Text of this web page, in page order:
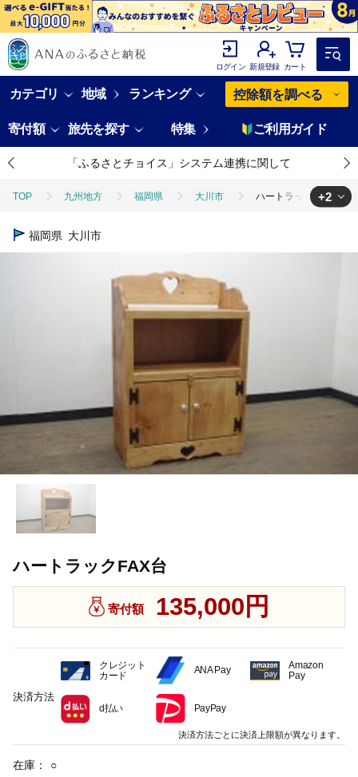
ログイン 新規登録 カート
カテゴリ 地域 ランキング 控除額を調べる
寄付額 旅先を探す 特集 ご利用ガイド
「ふるさとチョイス」システム連携に関して
TOP 九州地方 福岡県 大川市 ハートラックFAX台
TOP
+2
福岡県 大川市
ハートラックFAX台
寄付額 135,000円
在庫： ○
決済方法
クレジット
カード
ANA Pay
Amazon
Pay
d払い PayPay
決済方法ごとに決済上限額が異なります。